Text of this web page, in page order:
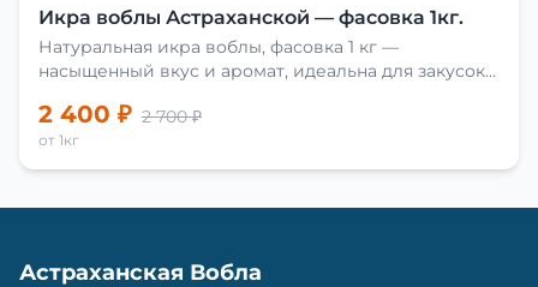
Икра воблы Астраханской — фасовка 1кг.
Натуральная икра воблы, фасовка 1 кг —
насыщенный вкус и аромат, идеальна для закусок
2 400 ₽ 2 700 ₽
от 1кг
Астраханская Вобла